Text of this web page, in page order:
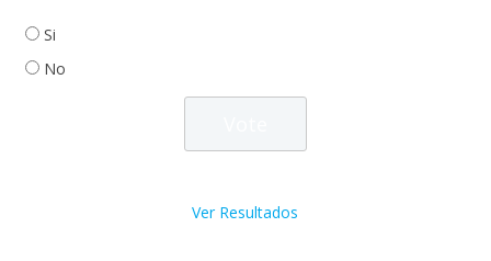
Si
No
Ver Resultados